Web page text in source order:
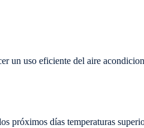
un uso eficiente del aire
próximos días temperaturas